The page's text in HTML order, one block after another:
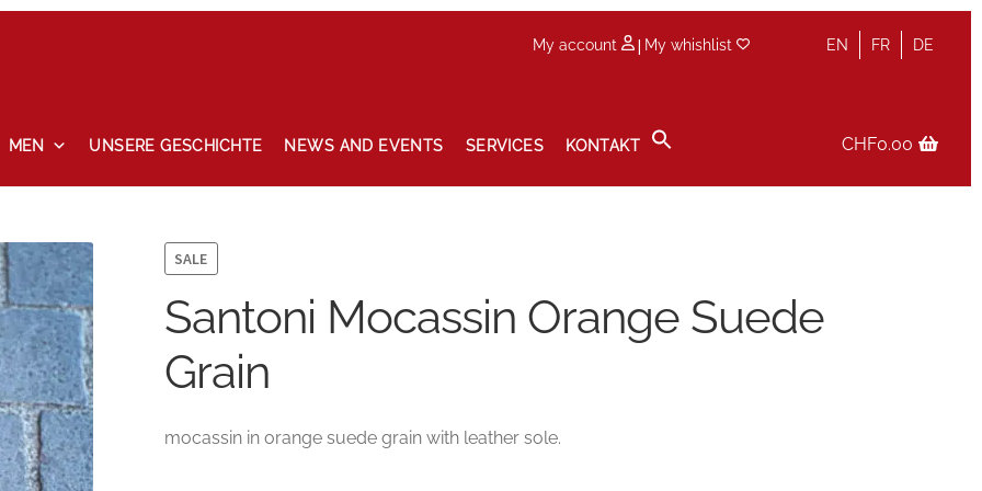
EN FR DE
My account | My whishlist
MEN UNSERE GESCHICHTE NEWS AND EVENTS SERVICES KONTAKT CHF0.00
SALE
Santoni Mocassin Orange Suede
Grain
mocassin in orange suede grain with leather sole.